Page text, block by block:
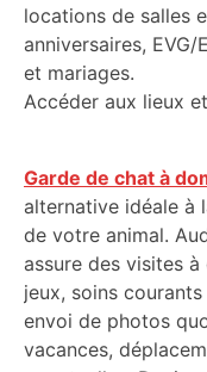
locations de salles
anniversaires, EVG/
et mariages.
Accéder aux lieux
Garde de chat à
alternative idéale à
de votre animal.
assure des visites
jeux, soins
envoi de photos
vacances,